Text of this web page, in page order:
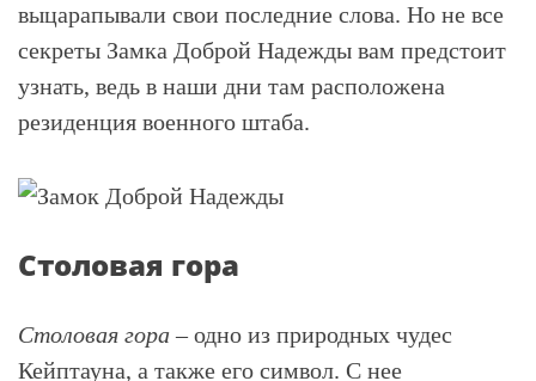
выцарапывали свои последние слова. Но не все
секреты Замка Доброй Надежды вам предстоит
узнать, ведь в наши дни там расположена
резиденция военного штаба.
Столовая гора
Столовая гора– одно из природных чудес
Кейптауна, а также его символ. С нее